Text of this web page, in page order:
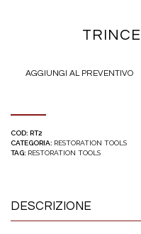
AGGIUNGI AL PREVENTIVO
COD: RT2
CATEGORIA: RESTORATION TOOLS
TAG: RESTORATION TOOLS
DESCRIZIONE